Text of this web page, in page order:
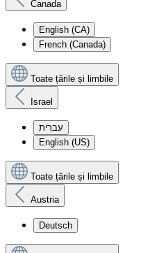
Canada
English (CA)
French (Canada)
Toate țările și limbile
Israel
עִברִית
English (US)
Toate țările și limbile
Austria
Deutsch